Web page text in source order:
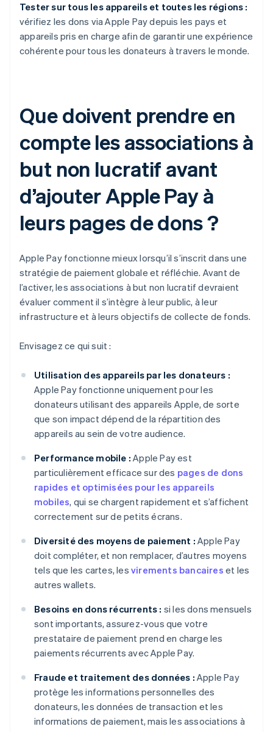
Tester sur tous les appareils et toutes les régions :
vérifiez les dons via Apple Pay depuis les pays et
appareils pris en charge afin de garantir une expérience
cohérente pour tous les donateurs à travers le monde.
Que doivent prendre en
compte les associations à
but non lucratif avant
d’ajouter Apple Pay à
leurs pages de dons ?
Apple Pay fonctionne mieux lorsqu’il s’inscrit dans une
stratégie de paiement globale et réfléchie. Avant de
l’activer, les associations à but non lucratif devraient
évaluer comment il s’intègre à leur public, à leur
infrastructure et à leurs objectifs de collecte de fonds.
Envisagez ce qui suit :
Utilisation des appareils par les donateurs :
Apple Pay fonctionne uniquement pour les
donateurs utilisant des appareils Apple, de sorte
que son impact dépend de la répartition des
appareils au sein de votre audience.
Performance mobile : Apple Pay est
particulièrement efficace sur des pages de dons
rapides et optimisées pour les appareils
mobiles, qui se chargent rapidement et s’affichent
correctement sur de petits écrans.
Diversité des moyens de paiement : Apple Pay
doit compléter, et non remplacer, d’autres moyens
tels que les cartes, les virements bancaires et les
autres wallets.
Besoins en dons récurrents : si les dons mensuels
sont importants, assurez-vous que votre
prestataire de paiement prend en charge les
paiements récurrents avec Apple Pay.
Fraude et traitement des données : Apple Pay
protège les informations personnelles des
donateurs, les données de transaction et les
informations de paiement, mais les associations à